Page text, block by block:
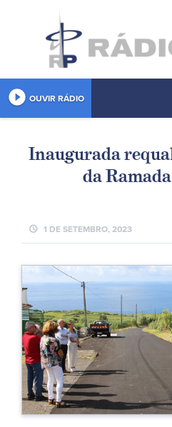
play_circle_filled OUVIR RÁDIO
Inaugurada
da
schedule 1 DE SETEMBRO, 2023